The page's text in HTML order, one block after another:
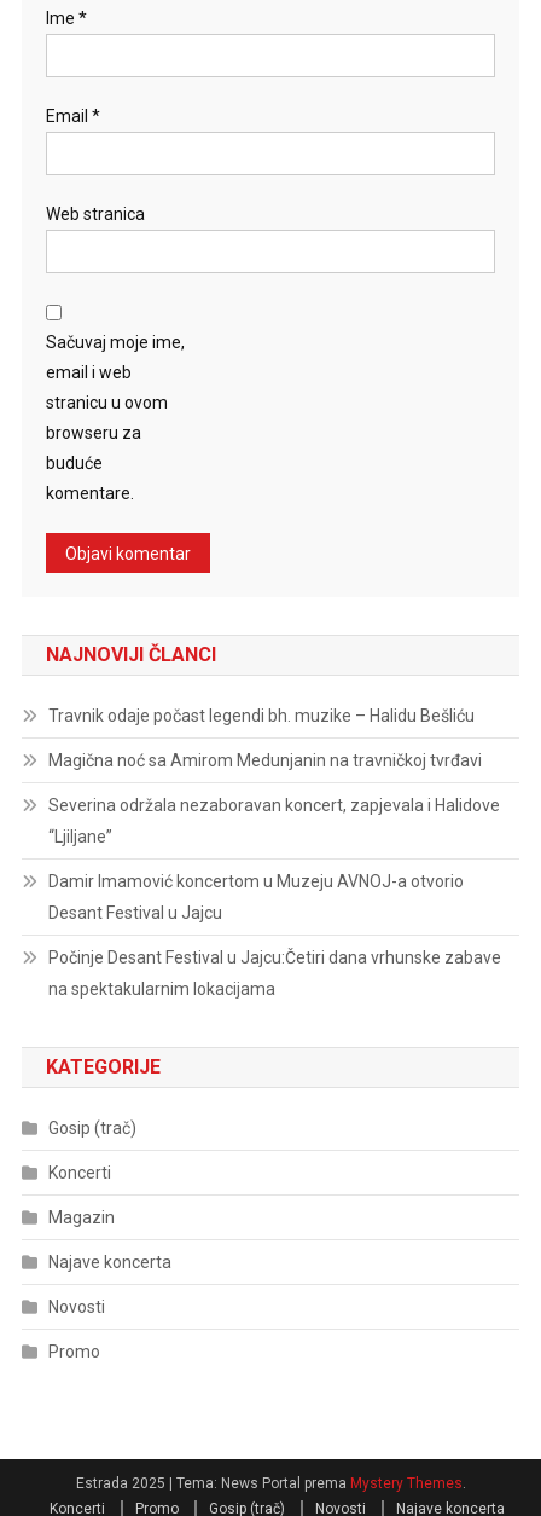
Ime *
Email *
Web stranica
Sačuvaj moje ime,
email i web
stranicu u ovom
browseru za
buduće
komentare.
NAJNOVIJI ČLANCI
Travnik odaje počast legendi bh. muzike – Halidu Bešliću
Magična noć sa Amirom Medunjanin na travničkoj tvrđavi
Severina održala nezaboravan koncert, zapjevala i Halidove
“Ljiljane”
Damir Imamović koncertom u Muzeju AVNOJ-a otvorio
Desant Festival u Jajcu
Počinje Desant Festival u Jajcu:Četiri dana vrhunske zabave
na spektakularnim lokacijama
KATEGORIJE
Gosip (trač)
Koncerti
Magazin
Najave koncerta
Novosti
Promo
Estrada 2025 | Tema: News Portal prema Mystery Themes
Koncerti
Promo Gosip (trač) Novosti Najave koncerta